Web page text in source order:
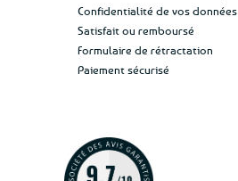
Confidentialité de vos données
Satisfait ou remboursé
Formulaire de rétractation
Paiement sécurisé